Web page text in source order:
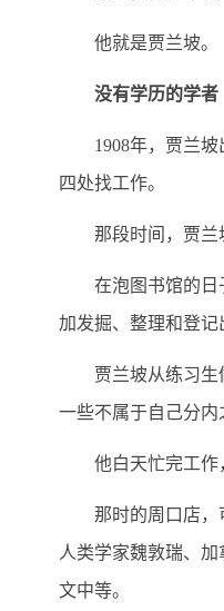
他就是贾兰坡。
没有学历的学者
1908年，贾兰坡出
四处找工作。
那段时间，贾兰坡
在泡图书馆的日子
加发掘、整理和登记
贾兰坡从练习生做
一些不属于自己分内
他白天忙完工作，
那时的周口店，可
人类学家魏敦瑞、
文中等。